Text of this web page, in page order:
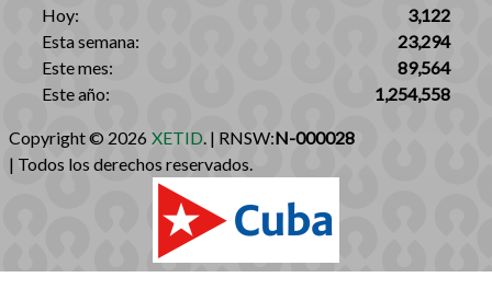
Hoy:
3,122
Esta semana:
23,294
Este mes:
89,564
Este año:
1,254,558
Copyright © 2026 XETID . | RNSW:N-000028
| Todos los derechos reservados.‎